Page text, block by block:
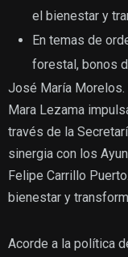
el bienestar y
En temas de
forestal, bonos
José María Morelos.
Mara Lezama
través de la
sinergia con los
Felipe Carrillo
bienestar y
Acorde a la política